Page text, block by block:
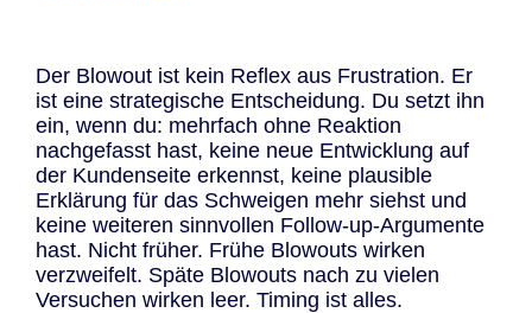
Der Blowout ist kein Reflex aus Frustration. Er
ist eine strategische Entscheidung. Du setzt ihn
ein, wenn du: mehrfach ohne Reaktion
nachgefasst hast, keine neue Entwicklung auf
der Kundenseite erkennst, keine plausible
Erklärung für das Schweigen mehr siehst und
keine weiteren sinnvollen Follow-up-Argumente
hast. Nicht früher. Frühe Blowouts wirken
verzweifelt. Späte Blowouts nach zu vielen
Versuchen wirken leer. Timing ist alles.